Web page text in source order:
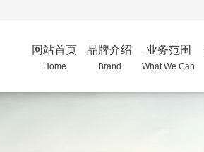
网站首页
Home
品牌介绍
Brand
业务范围
What We Can